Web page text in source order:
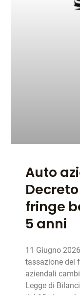
Auto
fringe
5 anni
11 Giugno
tassazione dei
aziendali
Legge di